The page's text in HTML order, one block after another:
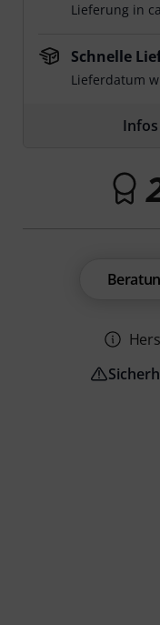
Lieferung in
Schnelle
Lieferdatum